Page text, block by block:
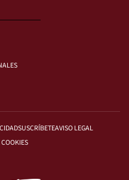
SUSCRÍBETEAVISO LEGAL